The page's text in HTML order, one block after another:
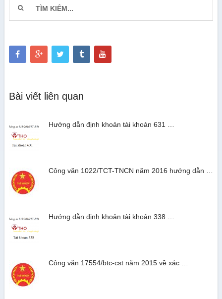
Bài viết liên quan
Hướng dẫn định khoản tài khoản 631 …
Công văn 1022/TCT-TNCN năm 2016 hướng dẫn …
Hướng dẫn định khoản tài khoản 338 …
Công văn 17554/btc-cst năm 2015 về xác …